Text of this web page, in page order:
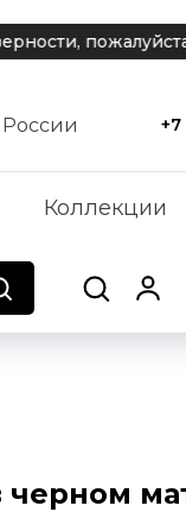
+7
Коллекции
черном